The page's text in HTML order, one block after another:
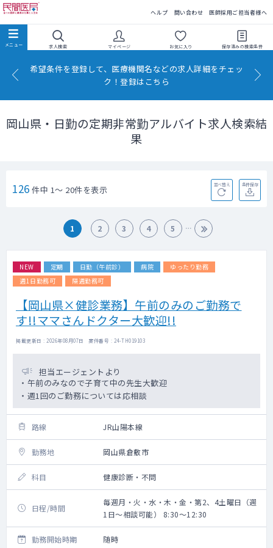
ヘルプ 問い合わせ 医師採用ご担当者様へ
求人検索 マイページ お気に入り 保存済みの検索条件
希望条件を登録して、医療機関名などの求人詳細をチェッ
ク！登録はこちら
岡山県・日勤の定期非常勤アルバイト求人検索結
果
126 件中 1～ 20件を表示 並べ替え 条件保存
1 2 3 4 5
NEW 定期 日勤（午前診） 病院
ゆったり勤務
週1日勤務可
隔週勤務可
【岡山県×健診業務】午前のみのご勤務で
す!!ママさんドクター大歓迎!!
掲載更新日 : 2026年08月07日 案件番号 : 24-TH019103
担当エージェントより
・午前のみなので子育て中の先生大歓迎
・週1回のご勤務については応相談
路線 JR山陽本線
勤務地 岡山県倉敷市
科目 健康診断・不問
日程/時間
毎週月・火・水・木・金・第2、4土曜日（週
1日～相談可能） 8:30～12:30
勤務開始時期 随時